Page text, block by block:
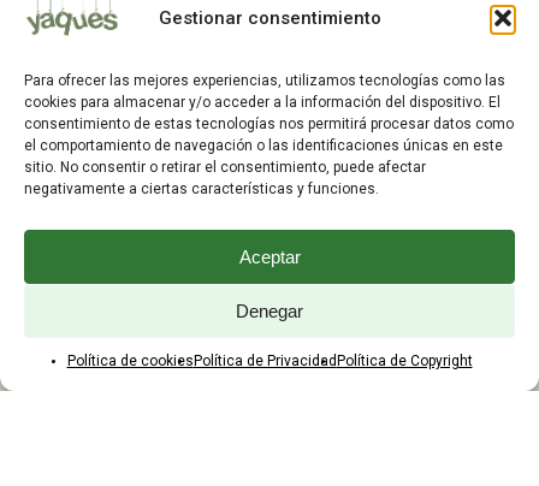
Gestionar consentimiento
Para ofrecer las mejores experiencias, utilizamos tecnologías como las
cookies para almacenar y/o acceder a la información del dispositivo. El
consentimiento de estas tecnologías nos permitirá procesar datos como
el comportamiento de navegación o las identificaciones únicas en este
sitio. No consentir o retirar el consentimiento, puede afectar
negativamente a ciertas características y funciones.
Aceptar
Denegar
Política de cookies Política de Privacidad Política de Copyright
Dirección de Envío
Preguntas Frecuentes
ATENCIÓN AL CLIENTE